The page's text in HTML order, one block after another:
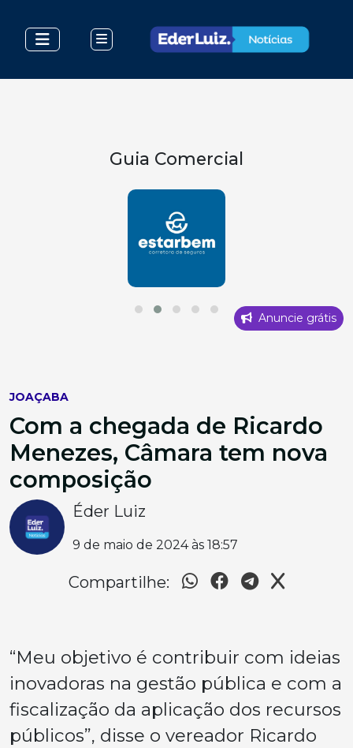
Guia Comercial
Anuncie grátis
JOAÇABA
Com a chegada de Ricardo
Menezes, Câmara tem nova
composição
Éder Luiz
9 de maio de 2024 às 18:57
Compartilhe:
“Meu objetivo é contribuir com ideias
inovadoras na gestão pública e com a
fiscalização da aplicação dos recursos
públicos”, disse o vereador Ricardo